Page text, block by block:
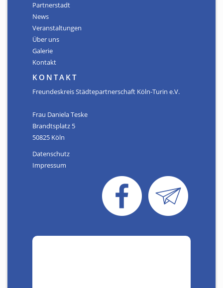
Partnerstadt
News
Veranstaltungen
Über uns
Galerie
Kontakt
KONTAKT
Freundeskreis Städtepartnerschaft Köln-Turin e.V.
Frau Daniela Teske
Brandtsplatz 5
50825 Köln
Datenschutz
Impressum